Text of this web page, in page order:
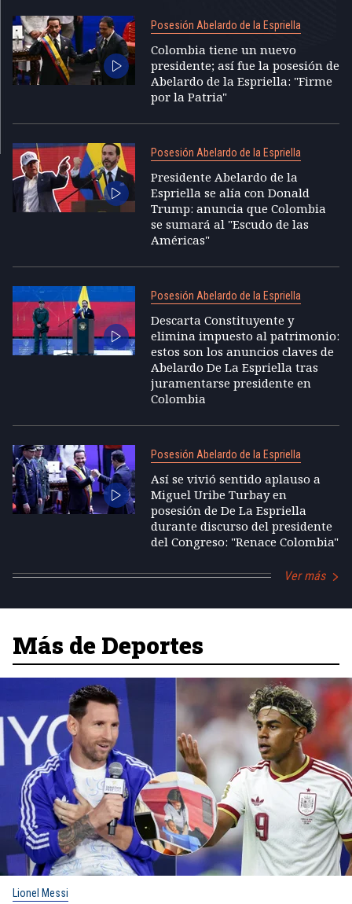
Posesión Abelardo de la Espriella
Colombia tiene un nuevo
presidente; así fue la posesión de
Abelardo de la Espriella: "Firme
por la Patria"
Posesión Abelardo de la Espriella
Presidente Abelardo de la
Espriella se alía con Donald
Trump: anuncia que Colombia
se sumará al "Escudo de las
Américas"
Posesión Abelardo de la Espriella
Descarta Constituyente y
elimina impuesto al patrimonio:
estos son los anuncios claves de
Abelardo De La Espriella tras
juramentarse presidente en
Colombia
Posesión Abelardo de la Espriella
Así se vivió sentido aplauso a
Miguel Uribe Turbay en
posesión de De La Espriella
durante discurso del presidente
del Congreso: "Renace Colombia"
Ver más
Más de Deportes
Lionel Messi